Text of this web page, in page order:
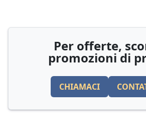
Per offerte,
promozioni di
CHIAMACI